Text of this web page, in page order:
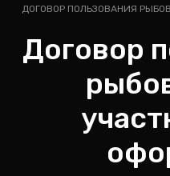
и
ДОГОВОР ПОЛЬЗОВАНИЯ
Договор